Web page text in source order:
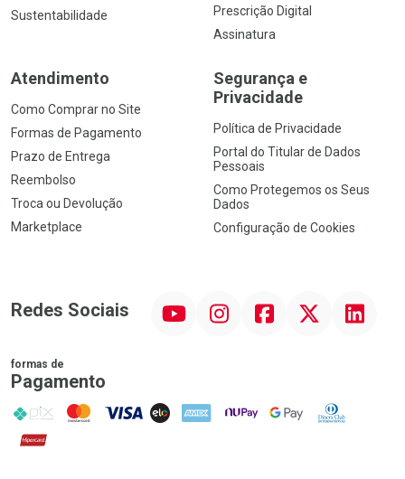
Sustentabilidade
Prescrição Digital
Assinatura
Atendimento
Como Comprar no Site
Formas de Pagamento
Prazo de Entrega
Reembolso
Troca ou Devolução
Marketplace
Segurança e
Privacidade
Política de Privacidade
Portal do Titular de Dados
Pessoais
Como Protegemos os Seus
Dados
Configuração de Cookies
Redes Sociais InstagramFacebook Linkedin
formas de
Pagamento
PIX MasterCard
VISA ELO AMEX NuPay Google PayDiners Club
Hipercard